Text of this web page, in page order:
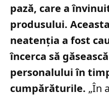
pază, care a
produsului.
neatenția a fost
încerca să
personalului în
cumpărăturile. „În